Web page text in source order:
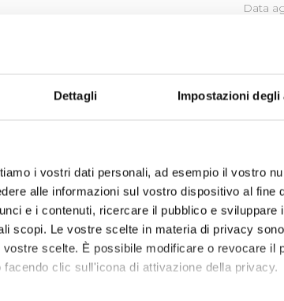
Dettagli Impostazioni degli
i vostri dati personali, ad esempio il vostro
alle informazioni sul vostro dispositivo al fine
e i contenuti, ricercare il pubblico e
scopi. Le vostre scelte in materia di privacy
scelte. È possibile modificare o revocare il
clic sull'icona di attivazione della privacy.
Data
attraverso specifici
per la valutazione dei progetti